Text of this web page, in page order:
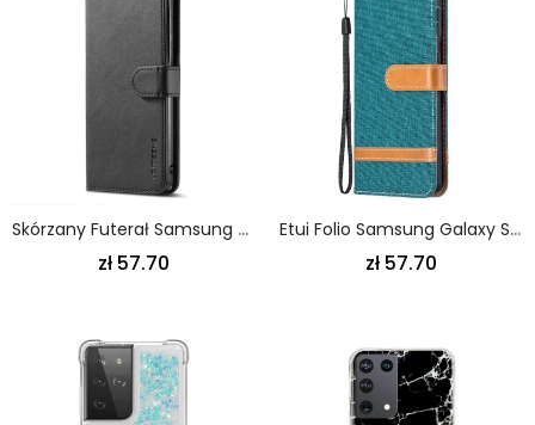
Skórzany Futerał Samsung Galaxy S21 Ultra 5G Szary Czarny Etui Na Telefon Lc.Imeeke Efekt Skóry
zł 57.70
Etui Folio Samsung Galaxy S21 Ultra 5G Szary Czarny Efekt Tkaniny I Skóry Ze Stringami Etui Ochronne
zł 57.70